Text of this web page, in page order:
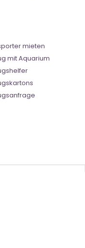
mieten
mit Aquarium